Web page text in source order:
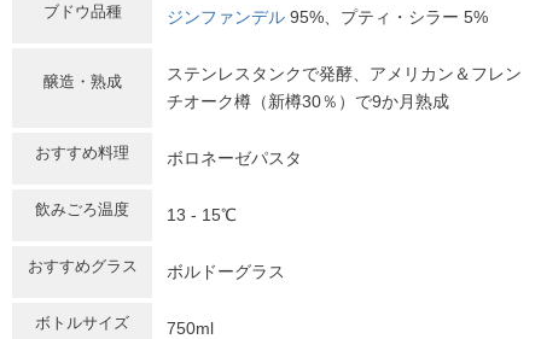
ブドウ品種 ジンファンデル 95%、プティ・シラー 5%
醸造・熟成
ステンレスタンクで発酵、アメリカン＆フレン
チオーク樽（新樽30％）で9か月熟成
おすすめ料理 ボロネーゼパスタ
飲みごろ温度 13 - 15℃
おすすめグラス ボルドーグラス
ボトルサイズ 750ml